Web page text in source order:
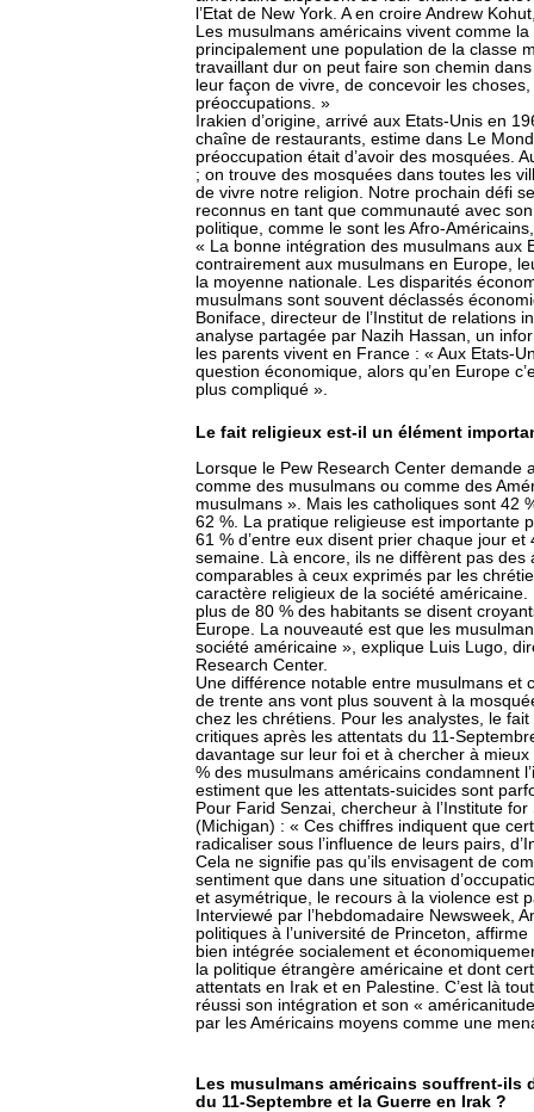
l’Etat de New York. A en croire Andrew
Les musulmans américains vivent comme la
principalement une population de la classe
travaillant dur on peut faire son chemin
leur façon de vivre, de concevoir les
préoccupations. »
Irakien d’origine, arrivé aux Etats-Unis en
chaîne de restaurants, estime dans Le
préoccupation était d’avoir des mosquées.
; on trouve des mosquées dans toutes les
de vivre notre religion. Notre prochain défi
reconnus en tant que communauté avec
politique, comme le sont les Afro-
« La bonne intégration des musulmans aux
contrairement aux musulmans en Europe,
la moyenne nationale. Les disparités
musulmans sont souvent déclassés
Boniface, directeur de l’Institut de relations
analyse partagée par Nazih Hassan, un
les parents vivent en France : « Aux Etats-
question économique, alors qu’en Europe
plus compliqué ».
Le fait religieux est-il un élément
Lorsque le Pew Research Center demande
comme des musulmans ou comme des
musulmans ». Mais les catholiques sont 42
62 %. La pratique religieuse est importante
61 % d’entre eux disent prier chaque jour
semaine. Là encore, ils ne diffèrent pas
comparables à ceux exprimés par les
caractère religieux de la société
plus de 80 % des habitants se disent
Europe. La nouveauté est que les
société américaine », explique Luis Lugo,
Research Center.
Une différence notable entre musulmans et
de trente ans vont plus souvent à la
chez les chrétiens. Pour les analystes, le
critiques après les attentats du 11-
davantage sur leur foi et à chercher à
% des musulmans américains condamnent
estiment que les attentats-suicides sont
Pour Farid Senzai, chercheur à l’Institute
(Michigan) : « Ces chiffres indiquent que
radicaliser sous l’influence de leurs pairs,
Cela ne signifie pas qu’ils envisagent de
sentiment que dans une situation
et asymétrique, le recours à la violence est
Interviewé par l’hebdomadaire Newsweek,
politiques à l’université de Princeton,
bien intégrée socialement et
la politique étrangère américaine et dont
attentats en Irak et en Palestine. C’est là
réussi son intégration et son «
par les Américains moyens comme une
Les musulmans américains souffrent-
du 11-Septembre et la Guerre en Irak ?